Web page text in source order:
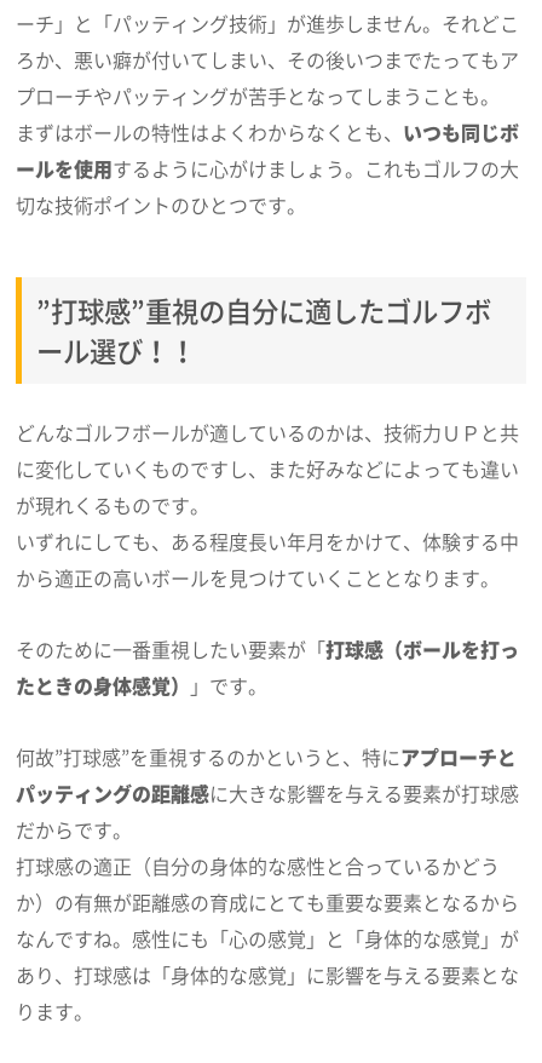
ーチ」と「パッティング技術」が進歩しません。それどこ
ろか、悪い癖が付いてしまい、その後いつまでたってもア
プローチやパッティングが苦手となってしまうことも。
まずはボールの特性はよくわからなくとも、 いつも同じボ
ールを使用するように心がけましょう。これもゴルフの大
切な技術ポイントのひとつです。
”打球感”重視の自分に適したゴルフボ
ール選び！！
どんなゴルフボールが適しているのかは、技術力ＵＰと共
に変化していくものですし、また好みなどによっても違い
が現れくるものです。
いずれにしても、ある程度長い年月をかけて、体験する中
から適正の高いボールを見つけていくこととなります。
そのために一番重視したい要素が「打球感（ボールを打っ
たときの身体感覚） 」です。
何故”打球感”を重視するのかというと、特にアプローチと
パッティングの距離感に大きな影響を与える要素が打球感
だからです。
打球感の適正（自分の身体的な感性と合っているかどう
か）の有無が距離感の育成にとても重要な要素となるから
なんですね。感性にも「心の感覚」と「身体的な感覚」が
あり、打球感は「身体的な感覚」に影響を与える要素とな
ります。